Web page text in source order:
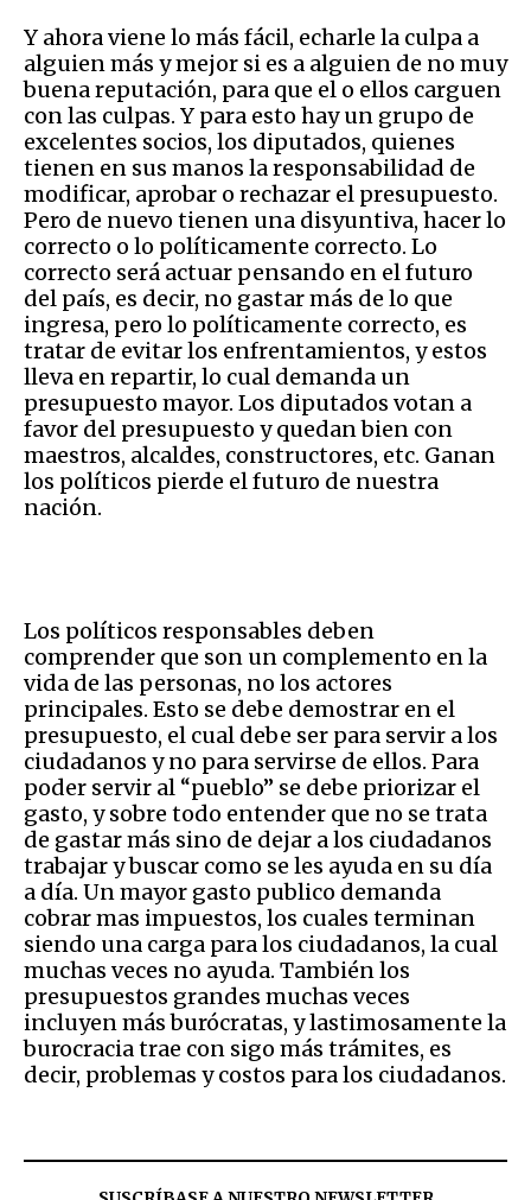
Y ahora viene lo más fácil, echarle la culpa a
alguien más y mejor si es a alguien de no muy
buena reputación, para que el o ellos carguen
con las culpas. Y para esto hay un grupo de
excelentes socios, los diputados, quienes
tienen en sus manos la responsabilidad de
modificar, aprobar o rechazar el presupuesto.
Pero de nuevo tienen una disyuntiva, hacer lo
correcto o lo políticamente correcto. Lo
correcto será actuar pensando en el futuro
del país, es decir, no gastar más de lo que
ingresa, pero lo políticamente correcto, es
tratar de evitar los enfrentamientos, y estos
lleva en repartir, lo cual demanda un
presupuesto mayor. Los diputados votan a
favor del presupuesto y quedan bien con
maestros, alcaldes, constructores, etc. Ganan
los políticos pierde el futuro de nuestra
nación.
Los políticos responsables deben
comprender que son un complemento en la
vida de las personas, no los actores
principales. Esto se debe demostrar en el
presupuesto, el cual debe ser para servir a los
ciudadanos y no para servirse de ellos. Para
poder servir al “pueblo” se debe priorizar el
gasto, y sobre todo entender que no se trata
de gastar más sino de dejar a los ciudadanos
trabajar y buscar como se les ayuda en su día
a día. Un mayor gasto publico demanda
cobrar mas impuestos, los cuales terminan
siendo una carga para los ciudadanos, la cual
muchas veces no ayuda. También los
presupuestos grandes muchas veces
incluyen más burócratas, y lastimosamente la
burocracia trae con sigo más trámites, es
decir, problemas y costos para los ciudadanos.